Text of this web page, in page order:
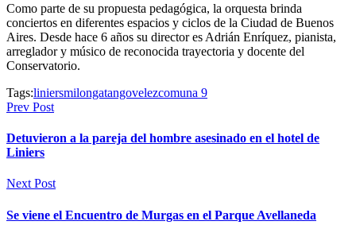
Como parte de su propuesta pedagógica, la orquesta brinda
conciertos en diferentes espacios y ciclos de la Ciudad de Buenos
Aires. Desde hace 6 años su director es Adrián Enríquez, pianista,
arreglador y músico de reconocida trayectoria y docente del
Conservatorio.
Tags:liniersmilongatangovelezcomuna 9
Prev Post
Detuvieron a la pareja del hombre asesinado en el hotel de
Liniers
Next Post
Se viene el Encuentro de Murgas en el Parque Avellaneda